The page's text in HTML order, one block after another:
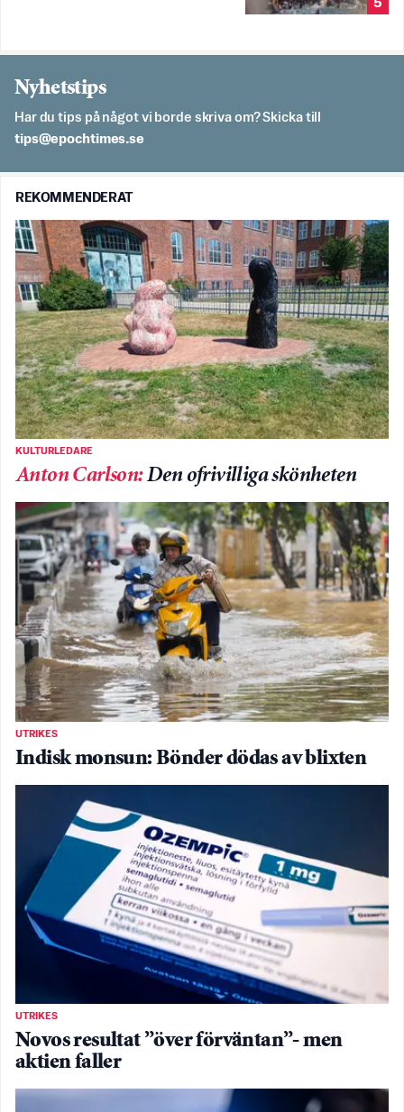
5
Nyhetstips
Har du tips på något vi borde skriva om? Skicka till
es.semithcope@spit
REKOMMENDERAT
KULTURLEDARE
Anton Carlson:Den ofrivilliga skönheten
UTRIKES
Indisk monsun: Bönder dödas av blixten
UTRIKES
Novos resultat ”över förväntan”- men
aktien faller